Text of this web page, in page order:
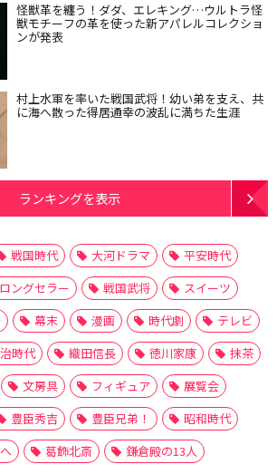
怪獣革を纏う！ダダ、エレキング…ウルトラ怪
獣モチーフの革を使った新アパレルコレクショ
ンが発表
村上水軍を率いた戦国武将！幼い弟を支え、共
に海へ散った得居通幸の波乱に満ちた生涯
ランキングを表示
戦国時代 大河ドラマ
平安時代
ロングセラー 戦国武将
スイーツ
幕末 漫画 時代劇
テレビ
時代 織田信長 徳川家康
抹茶
文房具 フィギュア
展覧会
豊臣秀吉 豊臣兄弟！
昭和時代
葛飾北斎 鎌倉殿の13人